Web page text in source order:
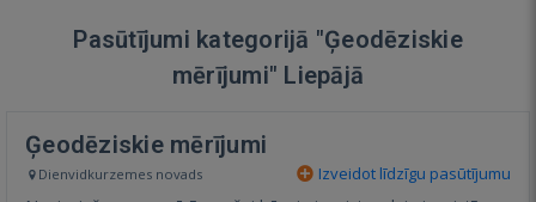
Pasūtījumi kategorijā "Ģeodēziskie
mērījumi" Liepājā
Ģeodēziskie mērījumi
Dienvidkurzemes novads Izveidot līdzīgu pasūtījumu